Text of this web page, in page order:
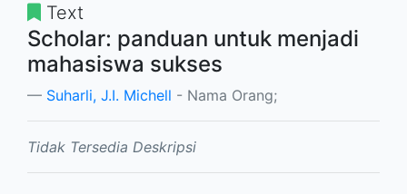
Text
Scholar: panduan untuk menjadi
mahasiswa sukses
Suharli, J.I. Michell - Nama Orang;
Tidak Tersedia Deskripsi